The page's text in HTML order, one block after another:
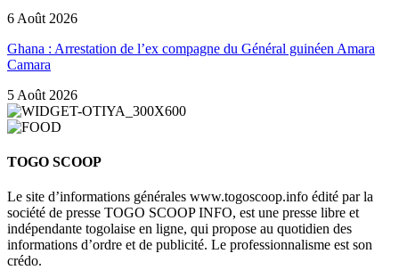
6 Août 2026
Ghana : Arrestation de l’ex compagne du Général guinéen Amara
Camara
5 Août 2026
TOGO SCOOP
Le site d’informations générales www.togoscoop.info édité par la
société de presse TOGO SCOOP INFO, est une presse libre et
indépendante togolaise en ligne, qui propose au quotidien des
informations d’ordre et de publicité. Le professionnalisme est son
crédo.